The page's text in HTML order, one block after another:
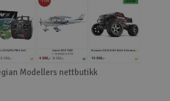
Modellers nettbutikk